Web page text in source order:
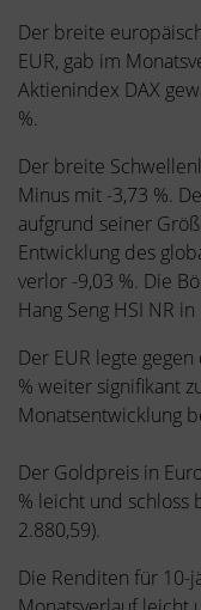
Der breite
EUR, gab im
Aktienindex DAX
%.
Der breite
Minus mit -3,73 %.
aufgrund seiner
Entwicklung des
verlor -9,03 %. Die
Hang Seng HSI NR
Der EUR legte
% weiter signifikant
Monatsentwicklung
Der Goldpreis in
% leicht und schloss
2.880,59).
Die Renditen für 10-